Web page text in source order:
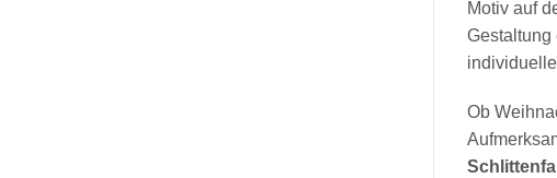
Motiv auf
Gestaltung
Ob